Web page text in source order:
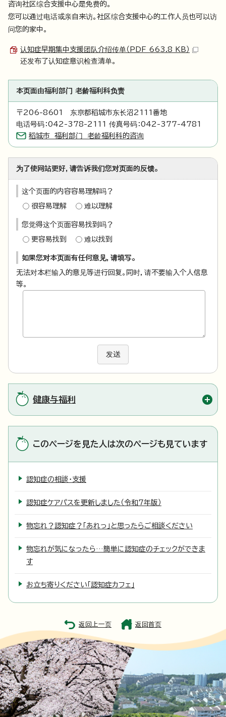
咨询社区综合支援中心是免费的。
您可以通过电话或亲自来访。社区综合支援中心的工作人员也可以访
问您的家中。
认知症早期集中支援团队介绍传单（PDF 663.8 KB）
还发布了认知症意识检查清单。
本页面由福利部门 老龄福利科负责
〒206-8601 东京都稻城市东长沼2111番地
电话号码：042-378-2111 传真号码：042-377-4781
稻城市 福利部门 老龄福利科的咨询
为了使网站更好，请告诉我们您对页面的反馈。
这个页面的内容容易理解吗？
很容易理解 难以理解
您觉得这个页面容易找到吗？
更容易找到 难以找到
如果您对本页面有任何意见，请填写。
无法对本栏输入的意见等进行回复。同时，请不要输入个人信息
等。
发送
健康与福利
このページを見た人は次のページも見ています
認知症の相談・支援
認知症ケアパスを更新しました（令和7年版）
物忘れ？認知症？「あれっ」と思ったらご相談ください
物忘れが気になったら…簡単に認知症のチェックができま
す
お立ち寄りください「認知症カフェ」
返回上一页 返回首页